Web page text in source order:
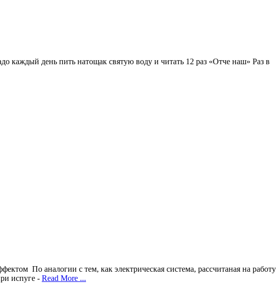
каждый день пить натощак святую воду и читать 12 раз «Отче наш» Раз в
По аналогии с тем, как электрическая система, рассчитаная на работу
испуге - Read More ...